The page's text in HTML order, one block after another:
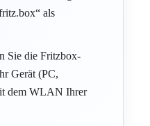
als
Sie die Fritzbox-
Gerät (PC,
dem WLAN Ihrer